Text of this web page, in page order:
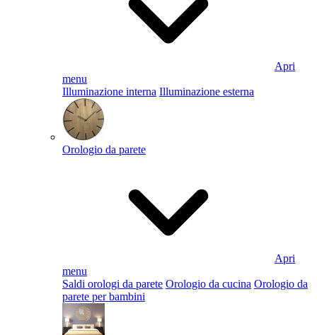
Apri
menu
Illuminazione interna Illuminazione esterna
Orologio da parete
Apri
menu
Saldi orologi da parete Orologio da cucina Orologio da
parete per bambini